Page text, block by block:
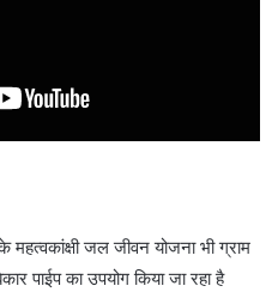
जल जीवन योजना भी ग्राम
पाईप का उपयोग किया जा रहा है